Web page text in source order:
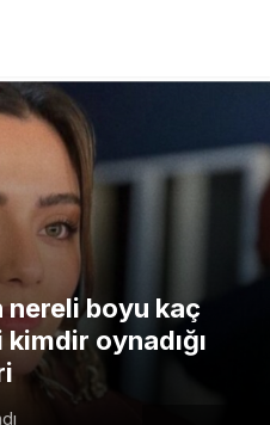
nereli boyu kaç
oynadığı
aslen nereli
mi eşi kim
tv dizileri
Paylaş